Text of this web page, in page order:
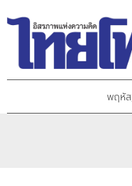
พฤหั